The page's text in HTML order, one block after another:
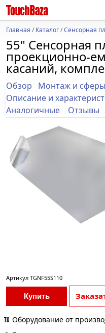
Главная /Каталог/Сенсорная
55" Сенсорная
проекционно-
касаний,
Обзор
Монтаж и
Описание и
Аналогичные
Отзывы
Артикул TGNF55S110
Купить
Оборудование от